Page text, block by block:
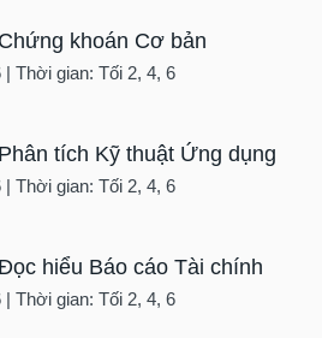
khoán Cơ bản
| Thời gian: Tối 2, 4, 6
tích Kỹ thuật Ứng dụng
| Thời gian: Tối 2, 4, 6
hiểu Báo cáo Tài chính
| Thời gian: Tối 2, 4, 6